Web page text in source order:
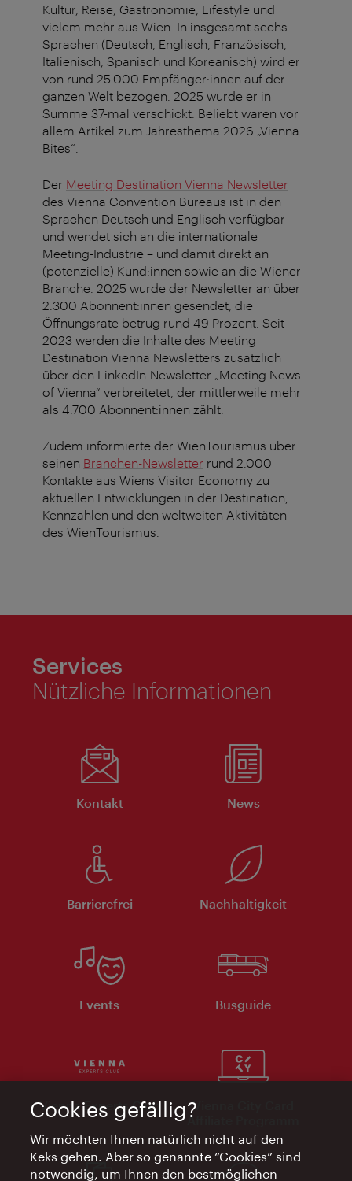
Kultur, Reise, Gastronomie, Lifestyle und
vielem mehr aus Wien. In insgesamt sechs
Sprachen (Deutsch, Englisch, Französisch,
Italienisch, Spanisch und Koreanisch) wird er
von rund 25.000 Empfänger:innen auf der
ganzen Welt bezogen. 2025 wurde er in
Summe 37-mal verschickt. Beliebt waren vor
allem Artikel zum Jahresthema 2026 „Vienna
Bites“.
Der Meeting Destination Vienna Newsletter
des Vienna Convention Bureaus ist in den
Sprachen Deutsch und Englisch verfügbar
und wendet sich an die internationale
Meeting-Industrie – und damit direkt an
(potenzielle) Kund:innen sowie an die Wiener
Branche. 2025 wurde der Newsletter an über
2.300 Abonnent:innen gesendet, die
Öffnungsrate betrug rund 49 Prozent. Seit
2023 werden die Inhalte des Meeting
Destination Vienna Newsletters zusätzlich
über den LinkedIn-Newsletter „Meeting News
of Vienna“ verbreitetet, der mittlerweile mehr
als 4.700 Abonnent:innen zählt.
Zudem informierte der WienTourismus über
seinen Branchen-Newsletter rund 2.000
Kontakte aus Wiens Visitor Economy zu
aktuellen Entwicklungen in der Destination,
Kennzahlen und den weltweiten Aktivitäten
des WienTourismus.
Services
Nützliche Informationen
Kontakt News
Barrierefrei Nachhaltigkeit
Events Busguide
Vienna Experts Club
Vienna City Card
Affiliate Programm
Cookies gefällig?
Wir möchten Ihnen natürlich nicht auf den
Keks gehen. Aber so genannte “Cookies” sind
notwendig, um Ihnen den bestmöglichen